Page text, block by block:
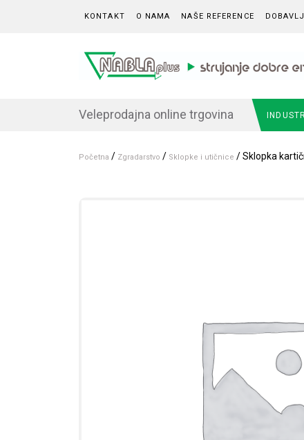
KONTAKT O NAMA NAŠE REFERENCE
Veleprodajna online trgovina
Početna / Zgradarstvo / Sklopke i utičnice / Sklopka